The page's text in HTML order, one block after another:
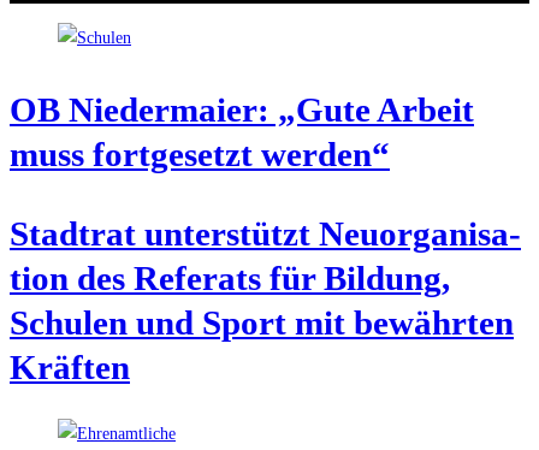
OB Nie­der­mai­er: „Gute Arbeit
muss fort­ge­setzt werden“
Stadt­rat unter­stützt Neu­or­ga­ni­sa­
ti­on des Refe­rats für Bil­dung,
Schu­len und Sport mit bewähr­ten
Kräften